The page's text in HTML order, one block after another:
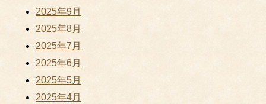
2025年9月
2025年8月
2025年7月
2025年6月
2025年5月
2025年4月